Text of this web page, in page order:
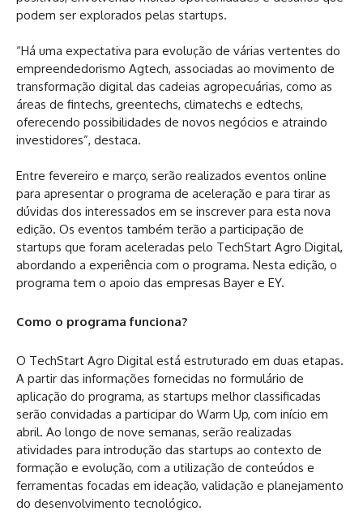
podem ser explorados pelas startups.
“Há uma expectativa para evolução de várias vertentes do
empreendedorismo Agtech, associadas ao movimento de
transformação digital das cadeias agropecuárias, como as
áreas de fintechs, greentechs, climatechs e edtechs,
oferecendo possibilidades de novos negócios e atraindo
investidores”, destaca.
Entre fevereiro e março, serão realizados eventos online
para apresentar o programa de aceleração e para tirar as
dúvidas dos interessados em se inscrever para esta nova
edição. Os eventos também terão a participação de
startups que foram aceleradas pelo TechStart Agro Digital,
abordando a experiência com o programa. Nesta edição, o
programa tem o apoio das empresas Bayer e EY.
Como o programa funciona?
O TechStart Agro Digital está estruturado em duas etapas.
A partir das informações fornecidas no formulário de
aplicação do programa, as startups melhor classificadas
serão convidadas a participar do Warm Up, com início em
abril. Ao longo de nove semanas, serão realizadas
atividades para introdução das startups ao contexto de
formação e evolução, com a utilização de conteúdos e
ferramentas focadas em ideação, validação e planejamento
do desenvolvimento tecnológico.